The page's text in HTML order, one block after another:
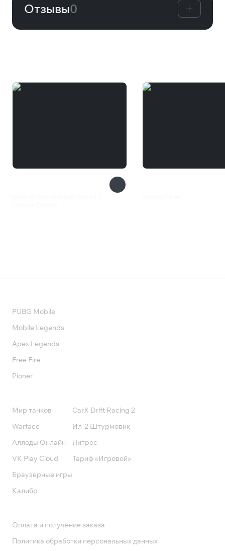
Отзывы0
PUBG Mobile
Mobile Legends
Apex Legends
Free Fire
Pioner
Мир танков
Warface
Аллоды Онлайн
VK Play Cloud
Браузерные игры
Калибр
CarX Drift Racing 2
Ил-2 Штурмовик
Литрес
Тариф «Игровой»
Оплата и получение заказа
Политика обработки персональных данных